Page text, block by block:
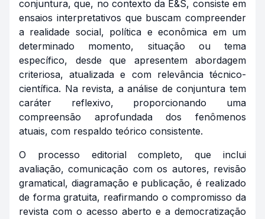
conjuntura, que, no contexto da E&S, consiste em
ensaios interpretativos que buscam compreender
a realidade social, política e econômica em um
determinado momento, situação ou tema
específico, desde que apresentem abordagem
criteriosa, atualizada e com relevância técnico-
científica. Na revista, a análise de conjuntura tem
caráter reflexivo, proporcionando uma
compreensão aprofundada dos fenômenos
atuais, com respaldo teórico consistente.
O processo editorial completo, que inclui
avaliação, comunicação com os autores, revisão
gramatical, diagramação e publicação, é realizado
de forma gratuita, reafirmando o compromisso da
revista com o acesso aberto e a democratização